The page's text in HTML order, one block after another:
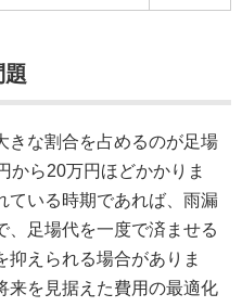
題
きな割合を占めるのが足場
から20万円ほどかかりま
ている時期であれば、雨漏
、足場代を一度で済ませる
抑えられる場合がありま
来を見据えた費用の最適化